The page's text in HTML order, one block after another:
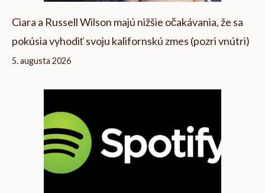
Ciara a Russell Wilson majú nižšie očakávania, že sa
pokúsia vyhodiť svoju kalifornskú zmes (pozri vnútri)
5. augusta 2026